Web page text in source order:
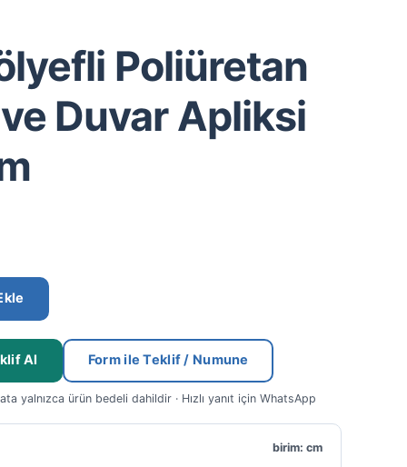
Poliüretan
Duvar Apliksi
Al Form ile Teklif / Numune
yalnızca ürün bedeli dahildir · Hızlı yanıt için WhatsApp
birim: cm